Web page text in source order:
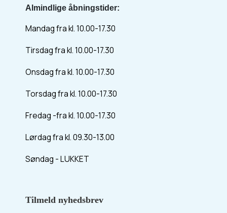
Almindlige åbningstider:
Mandag fra kl. 10.00-17.30
Tirsdag fra kl. 10.00-17.30
Onsdag fra kl. 10.00-17.30
Torsdag fra kl. 10.00-17.30
Fredag -fra kl. 10.00-17.30
Lørdag fra kl. 09.30-13.00
Søndag - LUKKET
Tilmeld nyhedsbrev